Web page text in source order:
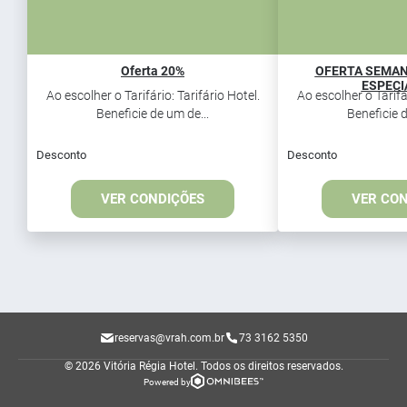
Oferta 20%
Ao escolher o Tarifário: Tarifário Hotel.
Beneficie de um de...
Desconto
VER CONDIÇÕES
OFERTA
Ao escolher o
Beneficie
Desconto
VER
reservas@vrah.com.br 73 3162 5350
© 2026 Vitória Régia Hotel. Todos os direitos reservados.
Powered by